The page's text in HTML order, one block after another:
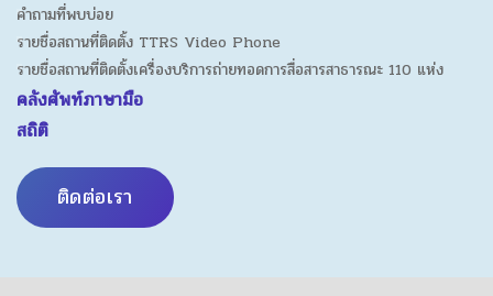
คำถามที่พบบ่อย
รายชื่อสถานที่ติดตั้ง TTRS Video Phone
รายชื่อสถานที่ติดตั้งเครื่องบริการถ่ายทอดการสื่อสารสาธารณะ 110 แห่ง
คลังศัพท์ภาษามือ
สถิติ
ติดต่อเรา